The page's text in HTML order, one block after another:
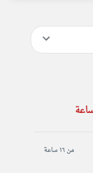
من ١٦ ساعة